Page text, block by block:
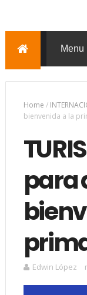
Home /
bienvenida a la
para
Edwin López